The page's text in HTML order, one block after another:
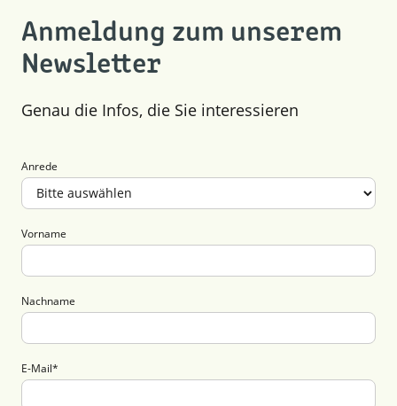
Anmeldung zum unserem
Newsletter
Genau die Infos, die Sie interessieren
Anrede
Vorname
Nachname
E-Mail*